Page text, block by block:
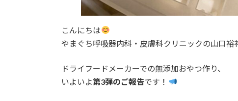
こんにちは
やまぐち呼吸器内科・皮膚科クリニックの山口裕
ドライフードメーカーでの無添加おやつ作り、
いよいよ第3弾のご報告です！